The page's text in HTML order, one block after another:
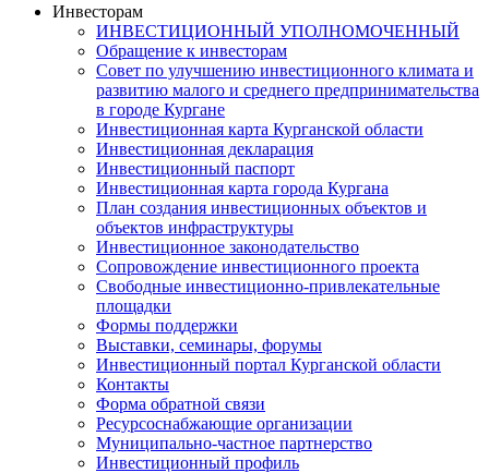
Инвесторам
ИНВЕСТИЦИОННЫЙ УПОЛНОМОЧЕННЫЙ
Обращение к инвесторам
Совет по улучшению инвестиционного климата и
развитию малого и среднего предпринимательства
в городе Кургане
Инвестиционная карта Курганской области
Инвестиционная декларация
Инвестиционный паспорт
Инвестиционная карта города Кургана
План создания инвестиционных объектов и
объектов инфраструктуры
Инвестиционное законодательство
Сопровождение инвестиционного проекта
Свободные инвестиционно-привлекательные
площадки
Формы поддержки
Выставки, семинары, форумы
Инвестиционный портал Курганской области
Контакты
Форма обратной связи
Ресурсоснабжающие организации
Муниципально-частное партнерство
Инвестиционный профиль